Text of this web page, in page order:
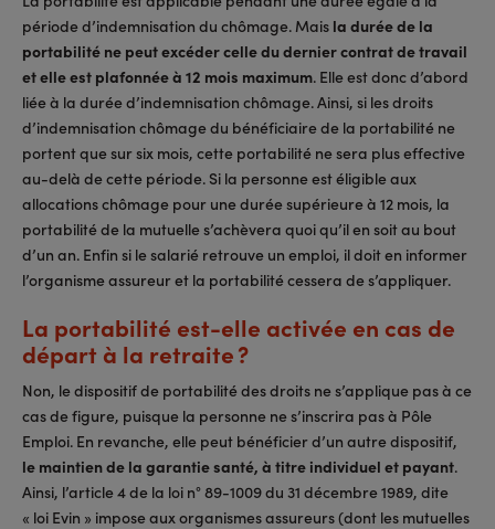
période d’indemnisation du chômage. Mais la durée de la
portabilité ne peut excéder celle du dernier contrat de travail
et elle est plafonnée à 12 mois maximum. Elle est donc d’abord
liée à la durée d’indemnisation chômage. Ainsi, si les droits
d’indemnisation chômage du bénéficiaire de la portabilité ne
portent que sur six mois, cette portabilité ne sera plus effective
au-delà de cette période. Si la personne est éligible aux
allocations chômage pour une durée supérieure à 12 mois, la
portabilité de la mutuelle s’achèvera quoi qu’il en soit au bout
d’un an. Enfin si le salarié retrouve un emploi, il doit en informer
l’organisme assureur et la portabilité cessera de s’appliquer.
La portabilité est-elle activée en cas de
départ à la retraite ?
Non, le dispositif de portabilité des droits ne s’applique pas à ce
cas de figure, puisque la personne ne s’inscrira pas à Pôle
Emploi. En revanche, elle peut bénéficier d’un autre dispositif,
le maintien de la garantie santé, à titre individuel et payant.
Ainsi, l’article 4 de la loi n° 89-1009 du 31 décembre 1989, dite
« loi Evin » impose aux organismes assureurs (dont les mutuelles